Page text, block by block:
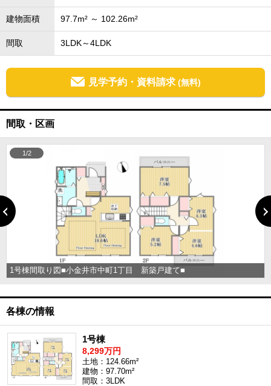
建物面積 97.7m² ～ 102.26m²
間取 3LDK～4LDK
見学予約・資料請求 (無料)
間取・区画
1号棟間取り図■小金井市中町1丁目 新築戸建て■
1/2
各棟の情報
1号棟
8,299万円
土地：124.66m²
建物：97.70m²
間取：3LDK